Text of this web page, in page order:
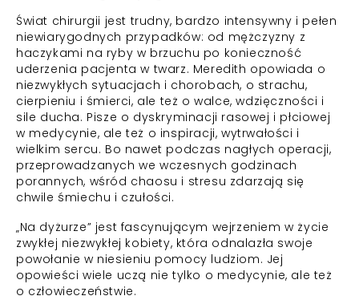
Świat chirurgii jest trudny, bardzo intensywny i pełen
niewiarygodnych przypadków: od mężczyzny z
haczykami na ryby w brzuchu po konieczność
uderzenia pacjenta w twarz. Meredith opowiada o
niezwykłych sytuacjach i chorobach, o strachu,
cierpieniu i śmierci, ale też o walce, wdzięczności i
sile ducha. Pisze o dyskryminacji rasowej i płciowej
w medycynie, ale też o inspiracji, wytrwałości i
wielkim sercu. Bo nawet podczas nagłych operacji,
przeprowadzanych we wczesnych godzinach
porannych, wśród chaosu i stresu zdarzają się
chwile śmiechu i czułości.
„Na dyżurze” jest fascynującym wejrzeniem w życie
zwykłej niezwykłej kobiety, która odnalazła swoje
powołanie w niesieniu pomocy ludziom. Jej
opowieści wiele uczą nie tylko o medycynie, ale też
o człowieczeństwie.